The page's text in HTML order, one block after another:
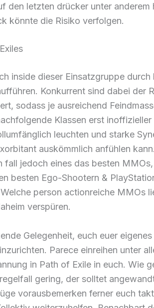
den letzten drücker unter anderem
könnte die Risiko verfolgen.
inside dieser Einsatzgruppe durch
Konkurrent sind dabei der
sodass je ausreichend
Klassen erst
leuchten und starke
auskömmlich anfühlen
fall jedoch eines das besten
besten Ego-Shootern &
person actionreiche MMOs
verspüren.
Gelegenheit, euch euer
Parece einreihen unter
in Path of Exile in euch. Wie
gering, der solltet
vorausbemerken ferner euch